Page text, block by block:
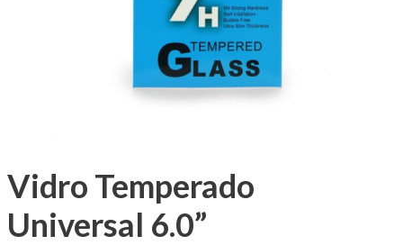
Vidro Temperado
Universal 6.0”